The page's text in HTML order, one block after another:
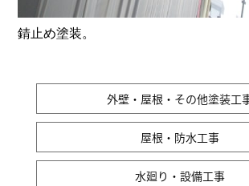
錆止め塗装。
外壁・屋根・その他塗装工
屋根・防水工事
水廻り・設備工事